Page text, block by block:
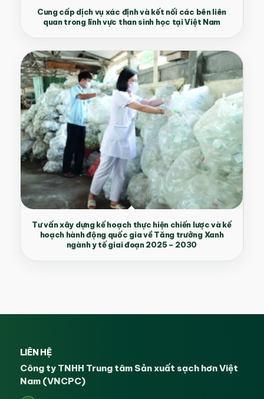
Cung cấp dịch vụ xác định và kết nối các bên liên
quan trong lĩnh vực than sinh học tại Việt Nam
Tư vấn xây dựng kế hoạch thực hiện chiến lược và kế
hoạch hành động quốc gia về Tăng trưởng Xanh
ngành y tế giai đoạn 2025 – 2030
LIÊN HỆ
Công ty TNHH Trung tâm Sản xuất sạch hơn Việt
Nam (VNCPC)